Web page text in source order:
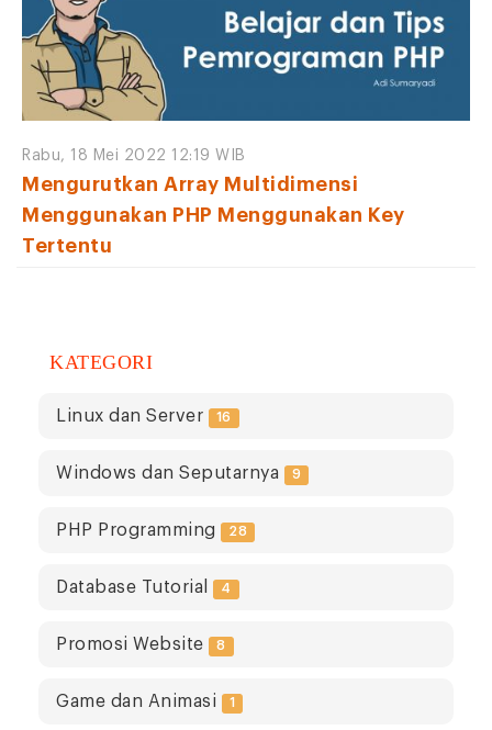
Rabu, 18 Mei 2022 12:19 WIB
Mengurutkan Array Multidimensi
Menggunakan PHP Menggunakan Key
Tertentu
KATEGORI
Linux dan Server 16
Windows dan Seputarnya 9
PHP Programming 28
Database Tutorial 4
Promosi Website 8
Game dan Animasi 1